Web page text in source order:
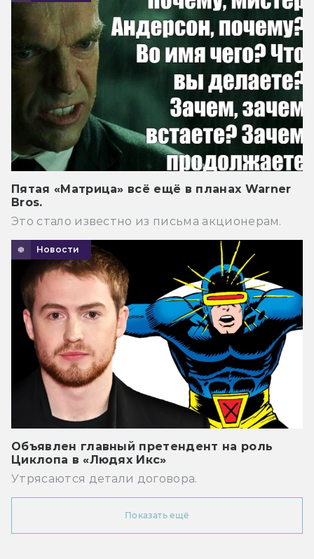
Пятая «Матрица» всё ещё в планах Warner
Bros.
Это стало известно из письма акционерам.
Новости
Объявлен главный претендент на роль
Циклопа в «Людях Икс»
Утрясаются детали договора.
Показать ещё